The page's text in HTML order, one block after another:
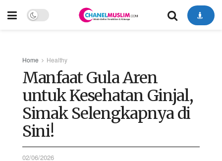
Home Healthy
Manfaat Gula Aren
untuk Kesehatan Ginjal,
Simak Selengkapnya di
Sini!
02/06/2026